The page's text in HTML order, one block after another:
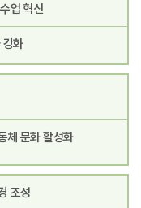
업 혁신
강화
체 문화 활성화
조성